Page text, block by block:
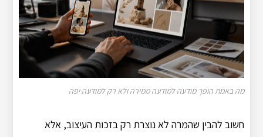
מה באמת הופך מודעה למודעה ממירה ולא רק למודעה יפה
חשוב להבין שהמרה לא נוצרת רק בזכות העיצוב, אלא